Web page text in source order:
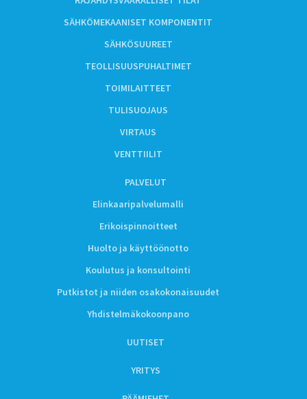
SÄHKÖMEKAANISET KOMPONENTIT
SÄHKÖSUUREET
TEOLLISUUSPUHALTIMET
TOIMILAITTEET
TULISUOJAUS
VIRTAUS
VENTTIILIT
PALVELUT
Elinkaaripalvelumalli
Erikoispinnoitteet
Huolto ja käyttöönotto
Koulutus ja konsultointi
Putkistot ja niiden osakokonaisuudet
Yhdistelmäkokoonpano
UUTISET
YRITYS